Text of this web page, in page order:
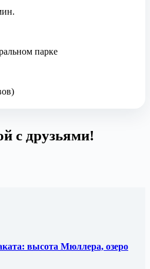
парке
с друзьями!
высота Мюллера, озеро